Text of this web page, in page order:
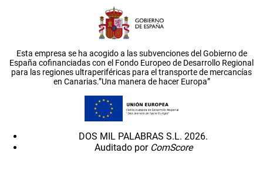
Esta empresa se ha acogido a las subvenciones del Gobierno de
España cofinanciadas con el Fondo Europeo de Desarrollo Regional
para las regiones ultraperiféricas para el transporte de mercancías
en Canarias.”Una manera de hacer Europa”
DOS MIL PALABRAS S.L. 2026.
Auditado por ComScore